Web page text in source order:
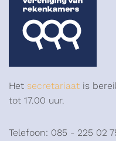
Het secretariaat is
tot 17.00 uur.
Telefoon: 085 - 225 02